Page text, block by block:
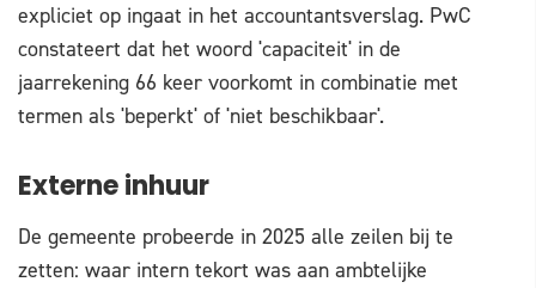
expliciet op ingaat in het accountantsverslag. PwC
constateert dat het woord 'capaciteit' in de
jaarrekening 66 keer voorkomt in combinatie met
termen als 'beperkt' of 'niet beschikbaar'.
Externe inhuur
De gemeente probeerde in 2025 alle zeilen bij te
zetten: waar intern tekort was aan ambtelijke